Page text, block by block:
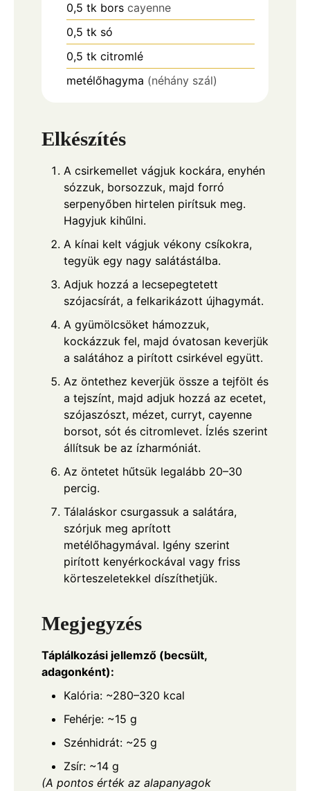
0,5 tk bors cayenne
0,5 tk só
0,5 tk citromlé
metélőhagyma (néhány szál)
Elkészítés
A csirkemellet vágjuk kockára, enyhén
sózzuk, borsozzuk, majd forró
serpenyőben hirtelen pirítsuk meg.
Hagyjuk kihűlni.
A kínai kelt vágjuk vékony csíkokra,
tegyük egy nagy salátástálba.
Adjuk hozzá a lecsepegtetett
szójacsírát, a felkarikázott újhagymát.
A gyümölcsöket hámozzuk,
kockázzuk fel, majd óvatosan keverjük
a salátához a pirított csirkével együtt.
Az öntethez keverjük össze a tejfölt és
a tejszínt, majd adjuk hozzá az ecetet,
szójaszószt, mézet, curryt, cayenne
borsot, sót és citromlevet. Ízlés szerint
állítsuk be az ízharmóniát.
Az öntetet hűtsük legalább 20–30
percig.
Tálaláskor csurgassuk a salátára,
szórjuk meg aprított
metélőhagymával. Igény szerint
pirított kenyérkockával vagy friss
körteszeletekkel díszíthetjük.
Megjegyzés
Táplálkozási jellemző (becsült,
adagonként):
Kalória: ~280–320 kcal
Fehérje: ~15 g
Szénhidrát: ~25 g
Zsír: ~14 g
(A pontos érték az alapanyagok